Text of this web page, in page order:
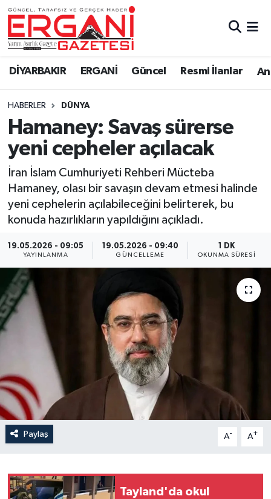
DİYARBAKIR ERGANİ Güncel Resmi İlanlar
HABERLER DÜNYA
Hamaney: Savaş sürerse
yeni cepheler açılacak
İran İslam Cumhuriyeti Rehberi Mücteba
Hamaney, olası bir savaşın devam etmesi halinde
yeni cephelerin açılabileceğini belirterek, bu
konuda hazırlıkların yapıldığını açıkladı.
19.05.2026 - 09:05
YAYINLANMA
19.05.2026 - 09:40
GÜNCELLEME
1 DK
OKUNMA SÜRESI
Paylaş A- A+
Tayland'da okul
DİYARBAKIR
BİSMİL
BAĞLAR
ERGANİ
Güncel
Eği̇ti̇m
Resmi İlanlar
Sağlık
Yaşam
Anali̇z
Bi̇li̇m & Teknoloji̇
Dünya
Eği̇ti̇m
Ergani Nöbetçi Eczaneler
Ergani Hava Durumu
Ergani Trafik Yoğunluk Haritası
Süper Lig Puan Durumu ve Fikstür
Tüm Manşetler
Son Dakika Haberleri